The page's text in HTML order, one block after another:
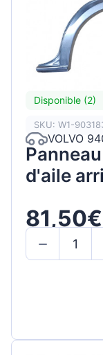
Disponible (2)
SKU: W1-
VOLVO
d'aile
81,50€